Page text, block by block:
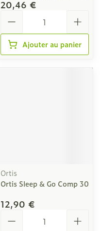
20,46 €
Ajouter au panier
Ortis
Ortis Sleep & Go Comp 30
12,90 €